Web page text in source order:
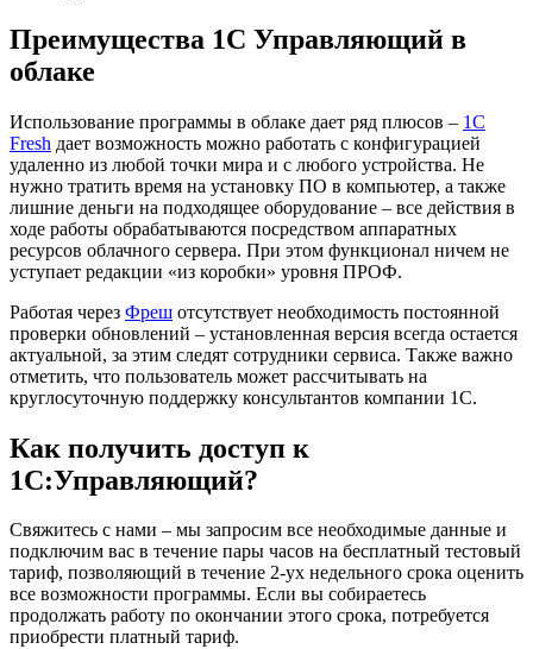
Преимущества 1С Управляющий в
облаке
Использование программы в облаке дает ряд плюсов – 1C
Fresh дает возможность можно работать с конфигурацией
удаленно из любой точки мира и с любого устройства. Не
нужно тратить время на установку ПО в компьютер, а также
лишние деньги на подходящее оборудование – все действия в
ходе работы обрабатываются посредством аппаратных
ресурсов облачного сервера. При этом функционал ничем не
уступает редакции «из коробки» уровня ПРОФ.
Работая через Фреш отсутствует необходимость постоянной
проверки обновлений – установленная версия всегда остается
актуальной, за этим следят сотрудники сервиса. Также важно
отметить, что пользователь может рассчитывать на
круглосуточную поддержку консультантов компании 1С.
Как получить доступ к
1С:Управляющий?
Свяжитесь с нами – мы запросим все необходимые данные и
подключим вас в течение пары часов на бесплатный тестовый
тариф, позволяющий в течение 2-ух недельного срока оценить
все возможности программы. Если вы собираетесь
продолжать работу по окончании этого срока, потребуется
приобрести платный тариф.